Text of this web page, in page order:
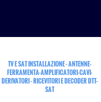
TV E SAT INSTALLAZIONE - ANTENNE-
FERRAMENTA-AMPLIFICATORI-CAVI-
DERIVATORI - RICEVITORI E DECODER DTT-
SAT